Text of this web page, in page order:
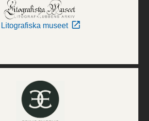
Litografiska museet